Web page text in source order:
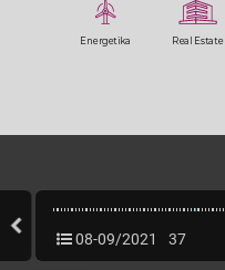
Energetika Real Estate
08-09/2021 37